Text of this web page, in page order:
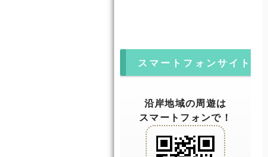
スマートフォンサイト
沿岸地域の周遊は
スマートフォンで！